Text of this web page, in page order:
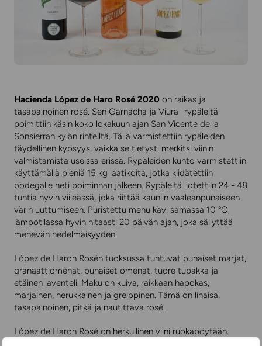
Hacienda López de Haro Rosé 2020 on raikas ja
tasapainoinen rosé. Sen Garnacha ja Viura -rypäleitä
poimittiin käsin koko lokakuun ajan San Vicente de la
Sonsierran kylän rinteiltä. Tällä varmistettiin rypäleiden
täydellinen kypsyys, vaikka se tietysti merkitsi viinin
valmistamista useissa erissä. Rypäleiden kunto varmistettiin
käyttämällä pieniä 15 kg laatikoita, jotka kiidätettiin
bodegalle heti poiminnan jälkeen. Rypäleitä liotettiin 24 - 48
tuntia hyvin viileässä, joka riittää kauniin vaaleanpunaiseen
värin uuttumiseen. Puristettu mehu kävi samassa 10 °C
lämpötilassa hyvin hitaasti 20 päivän ajan, joka säilyttää
mehevän hedelmäisyyden.
López de Haron Rosén tuoksussa tuntuvat punaiset marjat,
granaattiomenat, punaiset omenat, tuore tupakka ja
etäinen laventeli. Maku on kuiva, raikkaan hapokas,
marjainen, herukkainen ja greippinen. Tämä on lihaisa,
tasapainoinen, pitkä ja nautittava rosé.
López de Haron Rosé on herkullinen viini ruokapöytään.